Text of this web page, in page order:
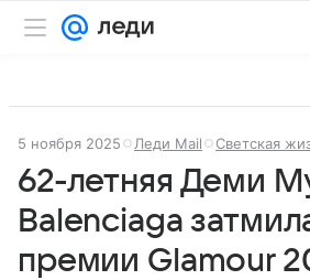
5 ноября 2025 Леди Mail Светская
62-летняя Деми
Balenciaga
премии Glamour